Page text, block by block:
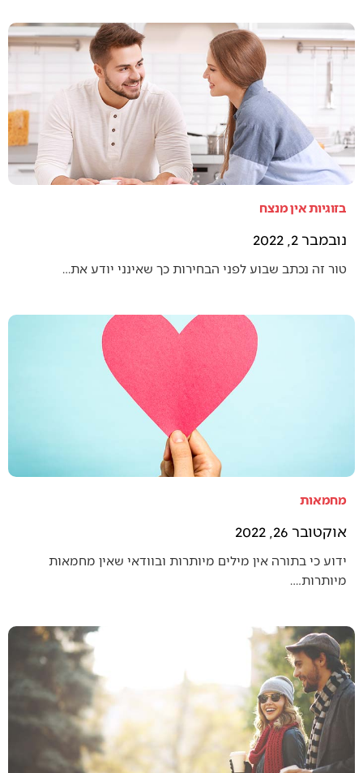
בזוגיות אין מנצח
נובמבר 2, 2022
טור זה נכתב שבוע לפני הבחירות כך שאינני יודע את…
מחמאות
אוקטובר 26, 2022
ידוע כי בתורה אין מילים מיותרות ובוודאי שאין מחמאות
מיותרות.…